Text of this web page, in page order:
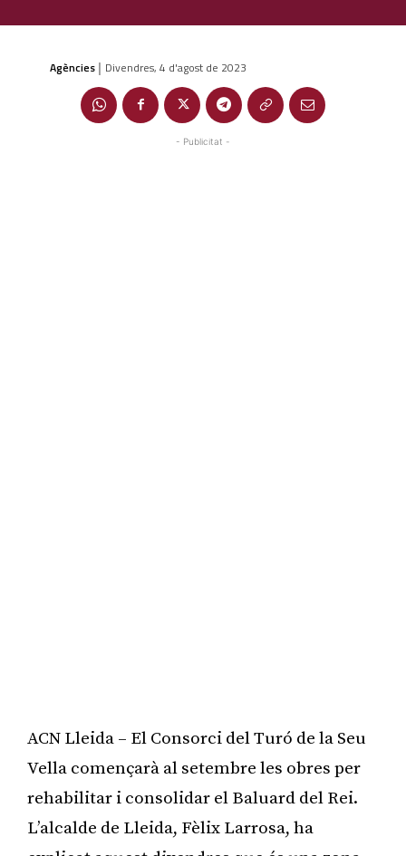
Agències | Divendres, 4 d'agost de 2023
- Publicitat -
ACN Lleida – El Consorci del Turó de la Seu
Vella començarà al setembre les obres per
rehabilitar i consolidar el Baluard del Rei.
L’alcalde de Lleida, Fèlix Larrosa, ha